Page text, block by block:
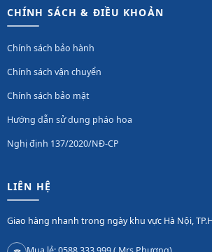
CHÍNH SÁCH & ĐIỀU KHOẢN
Chính sách bảo hành
Chính sách vận chuyển
Chính sách bảo mật
Hướng dẫn sử dụng pháo hoa
Nghị định 137/2020/NĐ-CP
LIÊN HỆ
Giao hàng nhanh trong ngày khu vực Hà Nội,